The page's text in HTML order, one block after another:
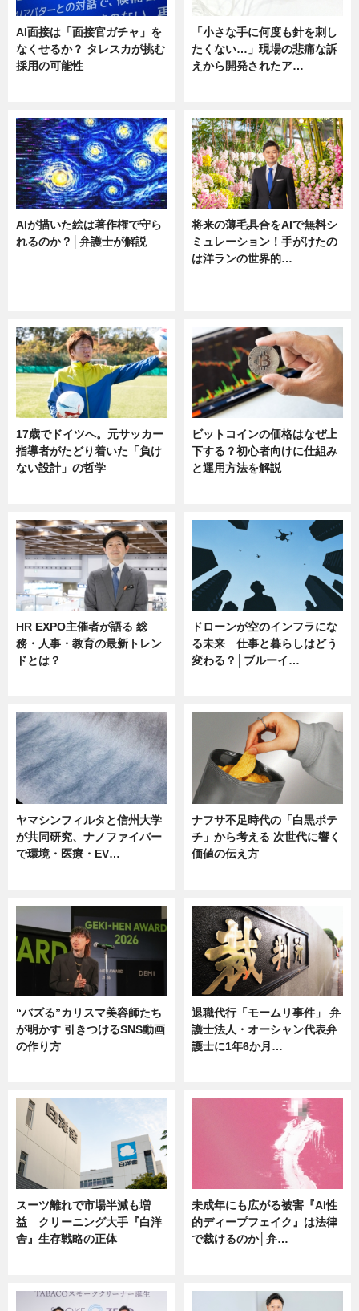
AI面接は「面接官ガチャ」を
なくせるか？ タレスカが挑む
採用の可能性
「小さな手に何度も針を刺し
たくない…」現場の悲痛な訴
えから開発されたア…
AIが描いた絵は著作権で守ら
れるのか？│弁護士が解説
将来の薄毛具合をAIで無料シ
ミュレーション！手がけたの
は洋ランの世界的…
17歳でドイツへ。元サッカー
指導者がたどり着いた「負け
ない設計」の哲学
ビットコインの価格はなぜ上
下する？初心者向けに仕組み
と運用方法を解説
HR EXPO主催者が語る 総
務・人事・教育の最新トレン
ドとは？
ドローンが空のインフラにな
る未来 仕事と暮らしはどう
変わる？│ブルーイ…
ヤマシンフィルタと信州大学
が共同研究、ナノファイバー
で環境・医療・EV…
ナフサ不足時代の「白黒ポテ
チ」から考える 次世代に響く
価値の伝え方
“バズる”カリスマ美容師たち
が明かす 引きつけるSNS動画
の作り方
退職代行「モームリ事件」 弁
護士法人・オーシャン代表弁
護士に1年6か月…
スーツ離れで市場半減も増
益 クリーニング大手『白洋
舍』生存戦略の正体
未成年にも広がる被害『AI性
的ディープフェイク』は法律
で裁けるのか│弁…